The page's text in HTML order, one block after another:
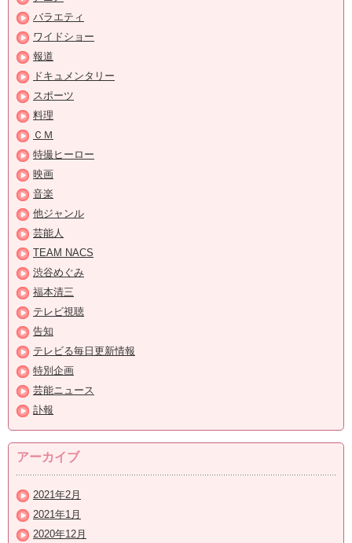
バラエティ
ワイドショー
報道
ドキュメンタリー
スポーツ
料理
ＣＭ
特撮ヒーロー
映画
音楽
他ジャンル
芸能人
TEAM NACS
渋谷めぐみ
福本清三
テレビ視聴
告知
テレビる毎日更新情報
特別企画
芸能ニュース
訃報
アーカイブ
2021年2月
2021年1月
2020年12月